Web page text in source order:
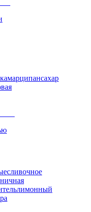
марципансахар
сливочное
лимонный